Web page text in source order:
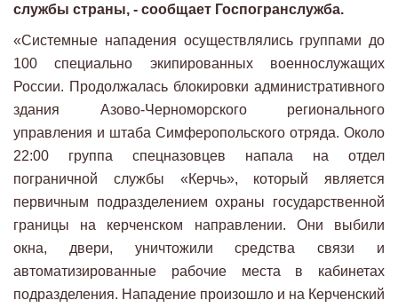
службы страны, - сообщает Госпогранслужба.
«Системные нападения осуществлялись группами до
100 специально экипированных военнослужащих
России. Продолжалась блокировки административного
здания Азово-Черноморского регионального
управления и штаба Симферопольского отряда. Около
22:00 группа спецназовцев напала на отдел
пограничной службы «Керчь», который является
первичным подразделением охраны государственной
границы на керченском направлении. Они выбили
окна, двери, уничтожили средства связи и
автоматизированные рабочие места в кабинетах
подразделения. Нападение произошло и на Керченский